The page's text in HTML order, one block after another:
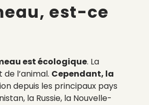
, est-ce
est écologique. La
l’animal. Cependant, la
depuis les principaux pays
la Russie, la Nouvelle-